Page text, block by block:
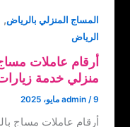
المساج المنزلي بالرياض,
الرياض
أرقام عاملات
منزلي خدمة
admin /9 مايو، 2025